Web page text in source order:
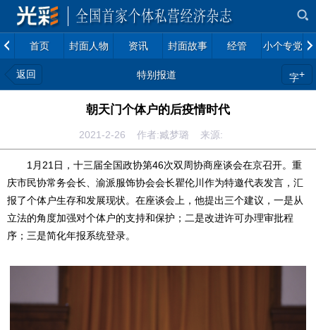
首页 封面人物 资讯 封面故事 经管 小个专党建
返回 特别报道 字+
朝天门个体户的后疫情时代
2021-2-26 作者:臧梦璐 来源:
1月21日，十三届全国政协第46次双周协商座谈会在京召开。重
庆市民协常务会长、渝派服饰协会会长瞿伦川作为特邀代表发言，汇
报了个体户生存和发展现状。在座谈会上，他提出三个建议，一是从
立法的角度加强对个体户的支持和保护；二是改进许可办理审批程
序；三是简化年报系统登录。